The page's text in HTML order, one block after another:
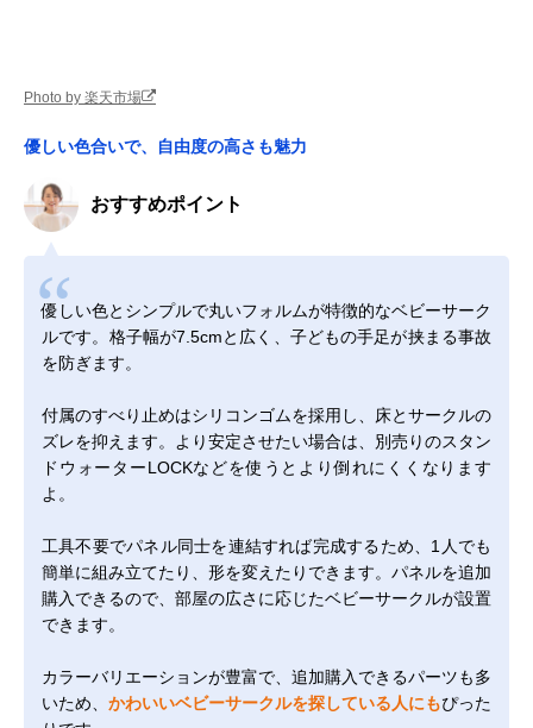
Photo by 楽天市場
優しい色合いで、自由度の高さも魅力
おすすめポイント
優しい色とシンプルで丸いフォルムが特徴的なベビーサーク
ルです。格子幅が7.5cmと広く、子どもの手足が挟まる事故
を防ぎます。
付属のすべり止めはシリコンゴムを採用し、床とサークルの
ズレを抑えます。より安定させたい場合は、別売りのスタン
ドウォーターLOCKなどを使うとより倒れにくくなります
よ。
工具不要でパネル同士を連結すれば完成するため、1人でも
簡単に組み立てたり、形を変えたりできます。パネルを追加
購入できるので、部屋の広さに応じたベビーサークルが設置
できます。
カラーバリエーションが豊富で、追加購入できるパーツも多
いため、 かわいいベビーサークルを探している人にもぴった